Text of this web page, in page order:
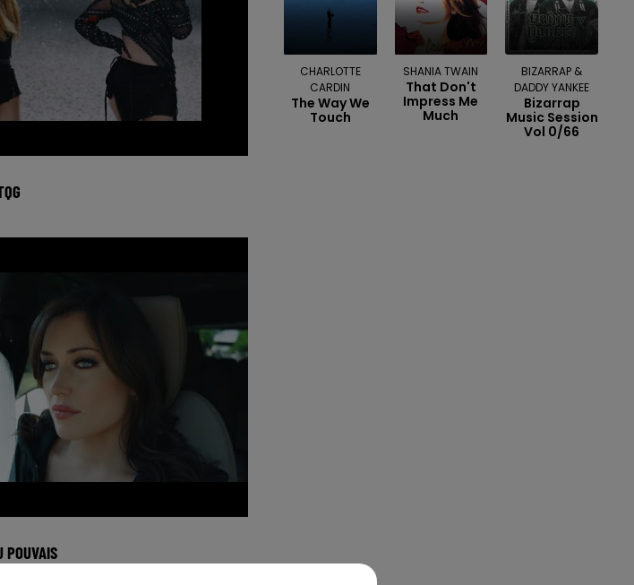
POUVAIS
CHARLOTTE
CARDIN
The Way We
Touch
SHANIA TWAIN
That Don't
Impress Me
Much
BIZARRAP &
DADDY YANKEE
Bizarrap
Music Session
Vol 0/66